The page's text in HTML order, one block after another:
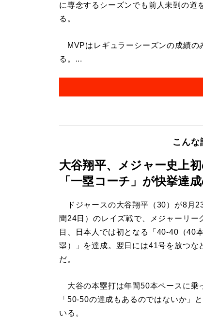
に専念するシーズンでも前人未到の道
る。
MVPはレギュラーシーズンの成績の
る。...
こんな
大谷翔平、メジャー史上
「一塁コーチ」が快挙達
ドジャースの大谷翔平（30）が8月
間24日）のレイズ戦で、メジャーリー
目、日本人では初となる「40-40（40
塁）」を達成。翌日には41号を放つな
だ。
大谷の本塁打は年間50本ペースに乗
「50-50の達成もあるのではないか」
いる。